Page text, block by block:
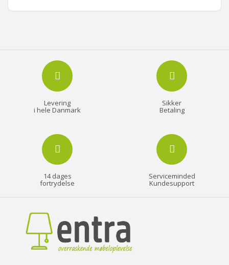
Levering
i hele Danmark
Sikker
Betaling
14 dages
fortrydelse
Serviceminded
Kundesupport